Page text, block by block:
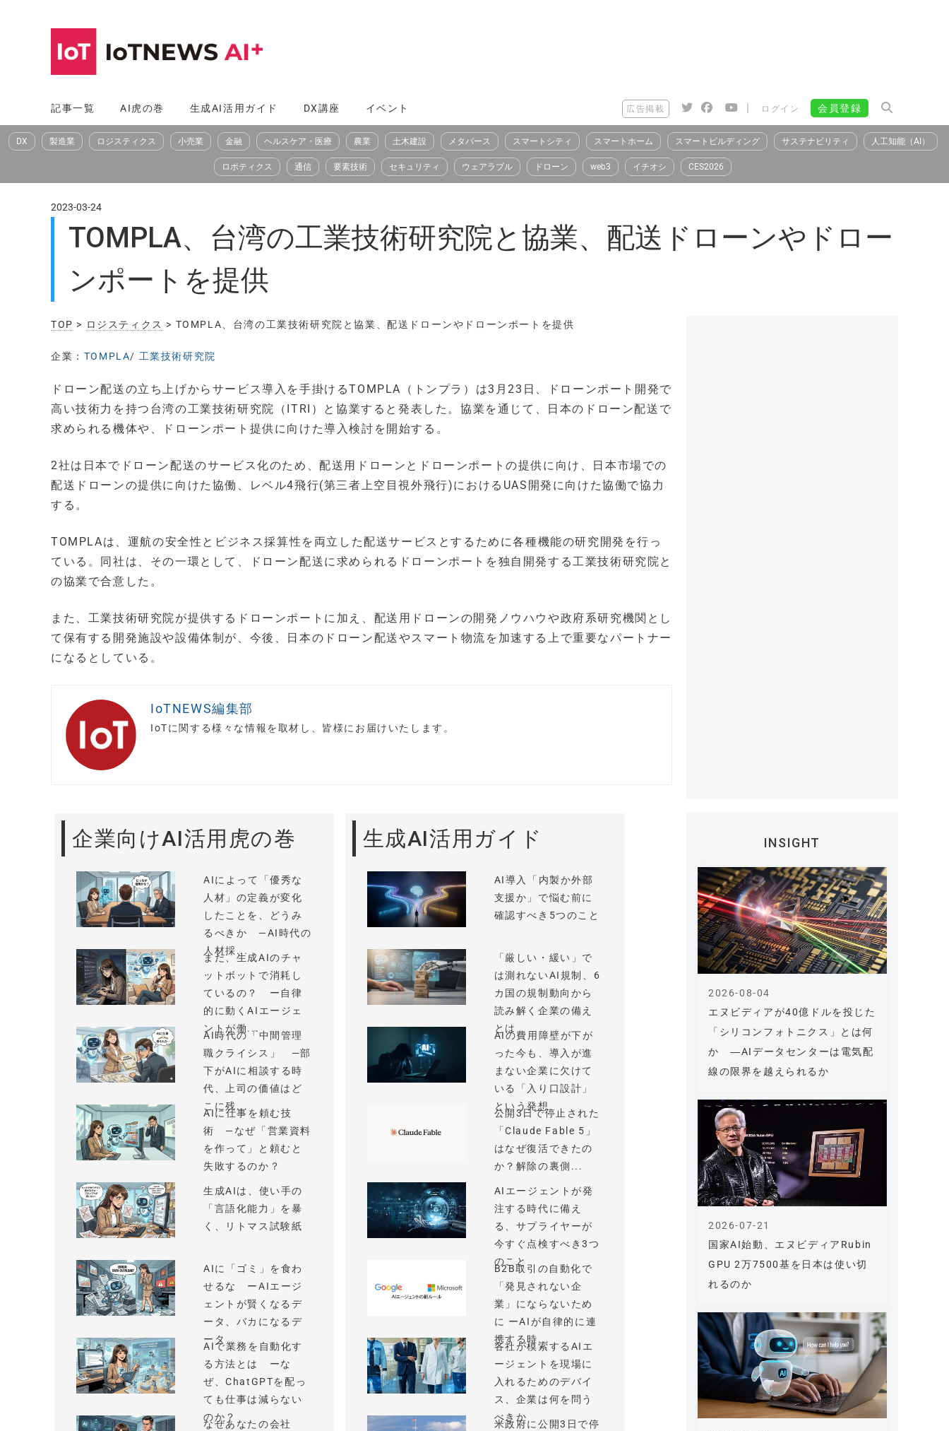
へ
ス
記事一覧 AI虎の巻 生成AI活用ガイド DX講座 イベント 広告掲載 | ログイン 会員登録
DX 製造業 ロジスティクス 小売業 金融 ヘルスケア・医療 農業 土木建設 メタバース スマートシティ スマートホーム スマートビルディング サステナビリティ 人工知能（AI）
ロボティクス 通信 要素技術 セキュリティ ウェアラブル ドローン web3 イチオシ CES2026
2023-03-24
TOMPLA、台湾の工業技術研究院と協業、配送ドローンやドロー
ンポートを提供
TOP > ロジスティクス > TOMPLA、台湾の工業技術研究院と協業、配送ドローンやドローンポートを提供
企業： TOMPLA/ 工業技術研究院
ドローン配送の立ち上げからサービス導入を手掛けるTOMPLA（トンプラ）は3月23日、ドローンポート開発で
高い技術力を持つ台湾の工業技術研究院（ITRI）と協業すると発表した。協業を通じて、日本のドローン配送で
求められる機体や、ドローンポート提供に向けた導入検討を開始する。
2社は日本でドローン配送のサービス化のため、配送用ドローンとドローンポートの提供に向け、日本市場での
配送ドローンの提供に向けた協働、レベル4飛行(第三者上空目視外飛行)におけるUAS開発に向けた協働で協力
する。
TOMPLAは、運航の安全性とビジネス採算性を両立した配送サービスとするために各種機能の研究開発を行っ
ている。同社は、その一環として、ドローン配送に求められるドローンポートを独自開発する工業技術研究院と
の協業で合意した。
また、工業技術研究院が提供するドローンポートに加え、配送用ドローンの開発ノウハウや政府系研究機関とし
て保有する開発施設や設備体制が、今後、日本のドローン配送やスマート物流を加速する上で重要なパートナー
になるとしている。
IoTNEWS編集部
IoTに関する様々な情報を取材し、皆様にお届けいたします。
企業向けAI活用虎の巻
AIによって「優秀な
人材」の定義が変化
したことを、どうみ
るべきか —AI時代の
人材採...
まだ、生成AIのチャ
ットボットで消耗し
ているの？ ー自律
的に動くAIエージェ
ントが働...
AI時代の「中間管理
職クライシス」 —部
下がAIに相談する時
代、上司の価値はど
こに残...
AIに仕事を頼む技
術 —なぜ「営業資料
を作って」と頼むと
失敗するのか？
生成AIは、使い手の
「言語化能力」を暴
く、リトマス試験紙
AIに「ゴミ」を食わ
せるな ーAIエージ
ェントが賢くなるデ
ータ、バカになるデ
ータ
AIで業務を自動化す
る方法とは ーな
ぜ、ChatGPTを配っ
ても仕事は減らない
のか？
なぜあなたの会社
生成AI活用ガイド
AI導入「内製か外部
支援か」で悩む前に
確認すべき5つのこと
「厳しい・緩い」で
は測れないAI規制、6
カ国の規制動向から
読み解く企業の備え
とは
AIの費用障壁が下が
った今も、導入が進
まない企業に欠けて
いる「入り口設計」
という発想
公開3日で停止された
「Claude Fable 5」
はなぜ復活できたの
か？解除の裏側...
AIエージェントが発
注する時代に備え
る、サプライヤーが
今すぐ点検すべき3つ
のこと
B2B取引の自動化で
「発見されない企
業」にならないため
に ーAIが自律的に連
携する時...
各社が模索するAIエ
ージェントを現場に
入れるためのデバイ
ス、企業は何を問う
べきか
米政府に公開3日で停
INSIGHT
エヌビディアが40億ドルを投じた
「シリコンフォトニクス」とは何
か ―AIデータセンターは電気配
線の限界を越えられるか
2026-08-04
国家AI始動、エヌビディアRubin
GPU 2万7500基を日本は使い切
れるのか
2026-07-21